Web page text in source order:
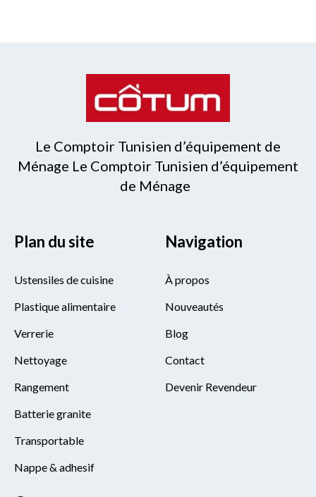
Le Comptoir Tunisien d’équipement de
Ménage Le Comptoir Tunisien d’équipement
de Ménage
Plan du site
Ustensiles de cuisine
Plastique alimentaire
Verrerie
Nettoyage
Rangement
Batterie granite
Transportable
Nappe & adhesif
Navigation
À propos
Nouveautés
Blog
Contact
Devenir Revendeur